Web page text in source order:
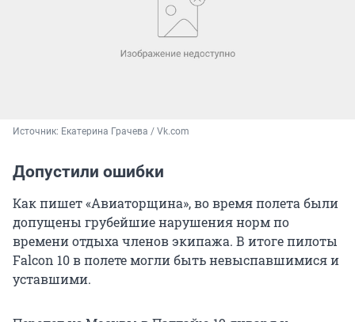
Источник: Екатерина Грачева / Vk.com
Допустили ошибки
Как пишет «Авиаторщина», во время полета были
допущены грубейшие нарушения норм по
времени отдыха членов экипажа. В итоге пилоты
Falcon 10 в полете могли быть невыспавшимися и
уставшими.